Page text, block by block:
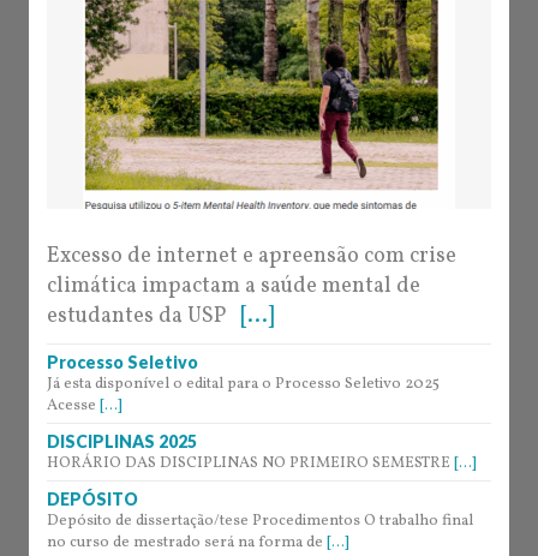
Excesso de internet e apreensão com crise
climática impactam a saúde mental de
estudantes da USP [...]
Processo Seletivo
Já esta disponível o edital para o Processo Seletivo 2025
Acesse [...]
DISCIPLINAS 2025
HORÁRIO DAS DISCIPLINAS NO PRIMEIRO SEMESTRE [...]
DEPÓSITO
Depósito de dissertação/tese Procedimentos O trabalho final
no curso de mestrado será na forma de [...]